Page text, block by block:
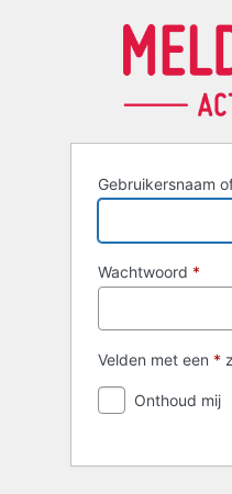
Gebruikersnaam
Wachtwoord *
Velden met een *
Onthoud mij